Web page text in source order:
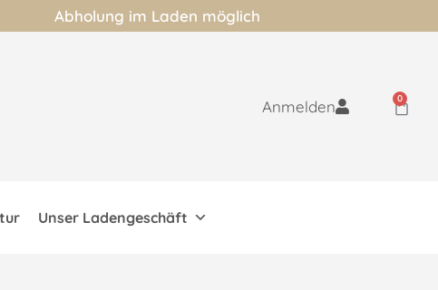
Abholung im Laden möglich
Anmelden 0
Unser Ladengeschäft